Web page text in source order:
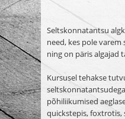
Seltskonnatantsu
need, kes pole
ning on päris algajad
Kursusel tehakse
põhiliikumised
quickstepis, foxtrotis,